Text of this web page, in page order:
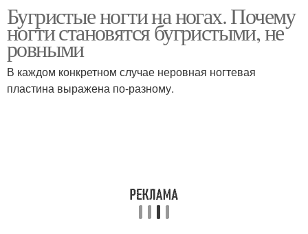
Бугристые ногти на ногах. Почему
ногти становятся бугристыми, не
ровными
В каждом конкретном случае неровная ногтевая
пластина выражена по-разному.